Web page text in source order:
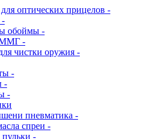
оптических прицелов -
-
обоймы -
-
чистки оружия -
-
-
-
пневматика -
спреи -
-